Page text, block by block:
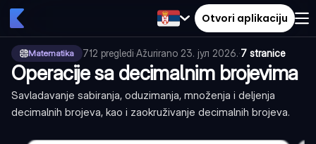
Otvori aplikaciju
Matematika 712 pregledi·Ažurirano 23. јул 2026.·7 stranice
Operacije sa decimalnim brojevima
Savladavanje sabiranja, oduzimanja, množenja i deljenja
decimalnih brojeva, kao i zaokruživanje decimalnih brojeva.